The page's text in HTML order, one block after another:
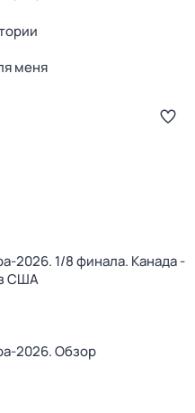
меня
2026. 1/8 финала. Канада -
США
2026. Обзор